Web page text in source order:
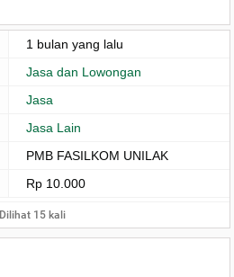
1 bulan yang lalu
Jasa dan Lowongan
Jasa
Jasa Lain
PMB FASILKOM UNILAK
Rp 10.000
Dilihat 15 kali